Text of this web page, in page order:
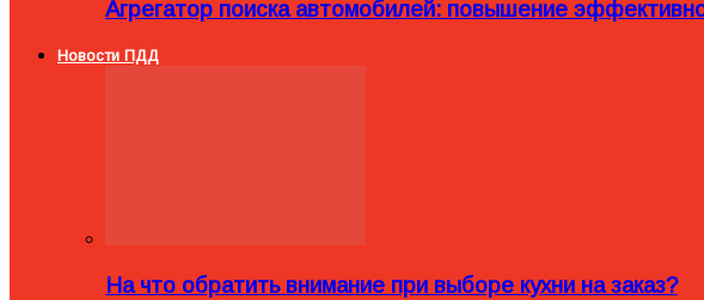
Агрегатор поиска автомобилей: повышение
Новости ПДД
На что обратить внимание при выборе кухни на заказ?